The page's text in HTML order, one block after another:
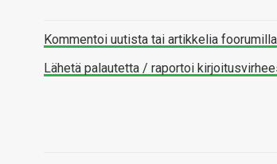
Kommentoi uutista tai artikkelia foorumilla
Lähetä palautetta / raportoi